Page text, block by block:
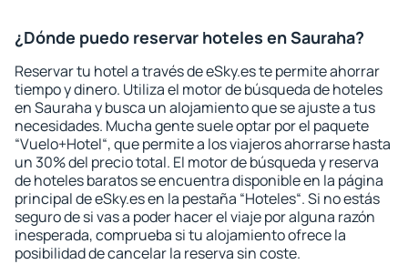
¿Dónde puedo reservar hoteles en Sauraha?
Reservar tu hotel a través de eSky.es te permite ahorrar
tiempo y dinero. Utiliza el motor de búsqueda de hoteles
en Sauraha y busca un alojamiento que se ajuste a tus
necesidades. Mucha gente suele optar por el paquete
“Vuelo+Hotel“, que permite a los viajeros ahorrarse hasta
un 30% del precio total. El motor de búsqueda y reserva
de hoteles baratos se encuentra disponible en la página
principal de eSky.es en la pestaña “Hoteles“. Si no estás
seguro de si vas a poder hacer el viaje por alguna razón
inesperada, comprueba si tu alojamiento ofrece la
posibilidad de cancelar la reserva sin coste.